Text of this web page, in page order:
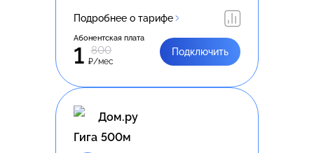
Подробнее о тарифе
Абонентская плата
1 800
₽/мес
Подключить
Дом.ру
Гига 500м